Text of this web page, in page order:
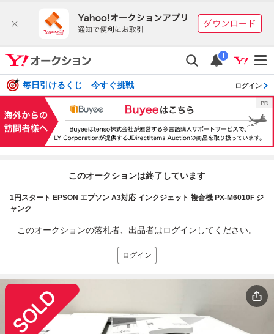
i
毎日引けるくじ 今すぐ挑戦 ログイン
このオークションは終了しています
1円スタート EPSON エプソン A3対応 インクジェット 複合機 PX-M6010F ジ
ャンク
このオークションの落札者、出品者はログインしてください。
ログイン